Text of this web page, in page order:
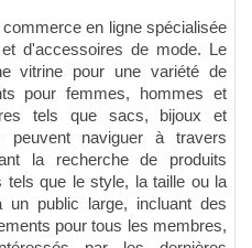
en ligne spécialisée
d'accessoires de mode. Le
vitrine pour une variété de
pour femmes, hommes et
tels que sacs, bijoux et
peuvent naviguer à travers
la recherche de produits
tels que le style, la taille ou la
public large, incluant des
pour tous les membres,